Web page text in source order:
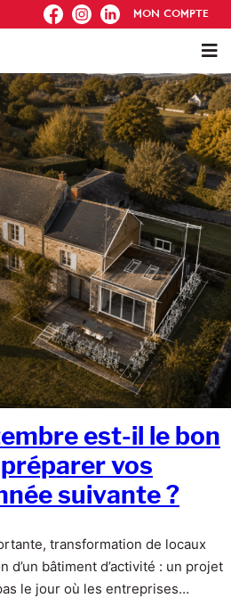
FB IG IN MON COMPTE
est-il le bon
vos
suivante ?
transformation de locaux
bâtiment d’activité : un projet
le jour où les entreprises…